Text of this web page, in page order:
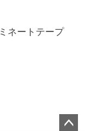
ネートテープ